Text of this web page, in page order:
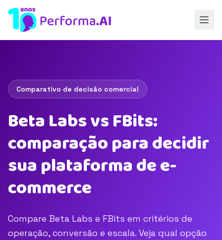
Comparativo de decisão comercial
Beta Labs vs FBits:
comparação para decidir
sua plataforma de e-
commerce
Compare Beta Labs e FBits em critérios de
operação, conversão e escala. Veja qual opção